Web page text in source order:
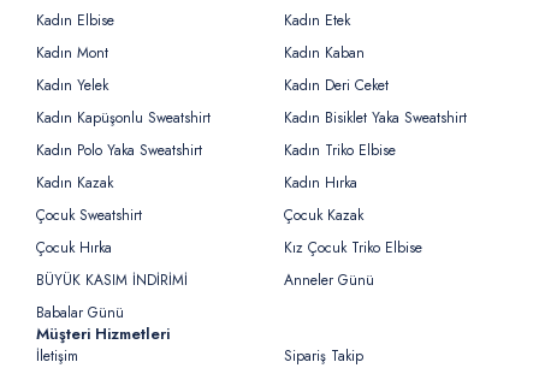
Kadın Elbise
Kadın Etek
Kadın Mont
Kadın Kaban
Kadın Yelek
Kadın Deri Ceket
Kadın Kapüşonlu Sweatshirt
Kadın Bisiklet Yaka Sweatshirt
Kadın Polo Yaka Sweatshirt
Kadın Triko Elbise
Kadın Kazak
Kadın Hırka
Çocuk Sweatshirt
Çocuk Kazak
Çocuk Hırka
Kız Çocuk Triko Elbise
BÜYÜK KASIM İNDİRİMİ
Anneler Günü
Babalar Günü
Müşteri Hizmetleri
İletişim
Sipariş Takip